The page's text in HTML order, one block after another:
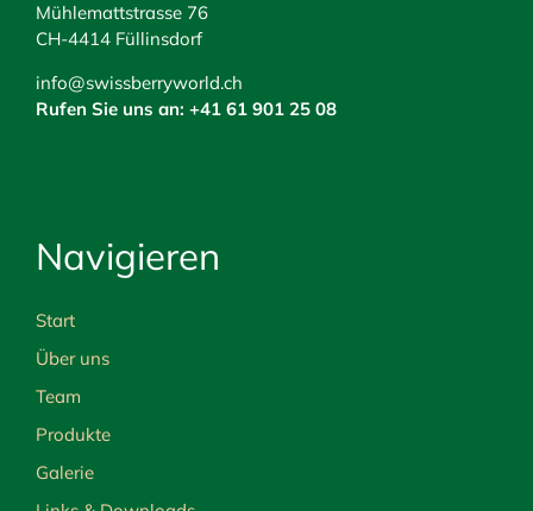
Mühlemattstrasse 76
CH-4414 Füllinsdorf
info@swissberryworld.ch
Rufen Sie uns an: +41 61 901 25 08
Navigieren
Start
Über uns
Team
Produkte
Galerie